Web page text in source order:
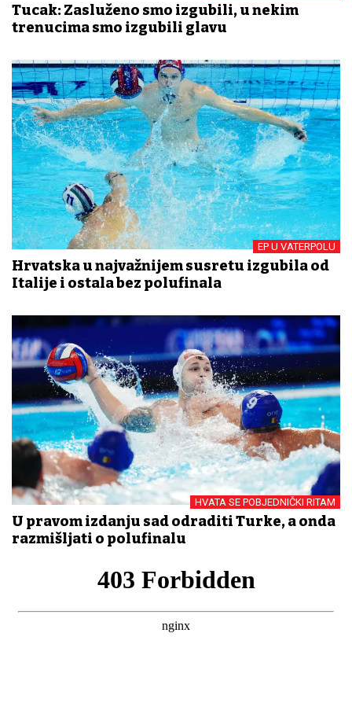
Tucak: Zasluženo smo izgubili, u nekim
trenucima smo izgubili glavu
EP U VATERPOLU
Hrvatska u najvažnijem susretu izgubila od
Italije i ostala bez polufinala
HVATA SE POBJEDNIČKI RITAM
U pravom izdanju sad odraditi Turke, a onda
razmišljati o polufinalu